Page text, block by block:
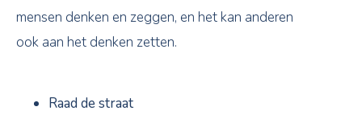
mensen denken en zeggen, en het kan anderen
ook aan het denken zetten.
Raad de straat